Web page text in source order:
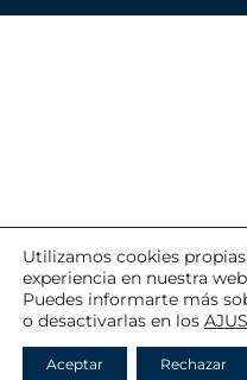
Utilizamos cookies
experiencia en nuestra
Puedes informarte más
o desactivarlas en los
Aceptar Rechazar